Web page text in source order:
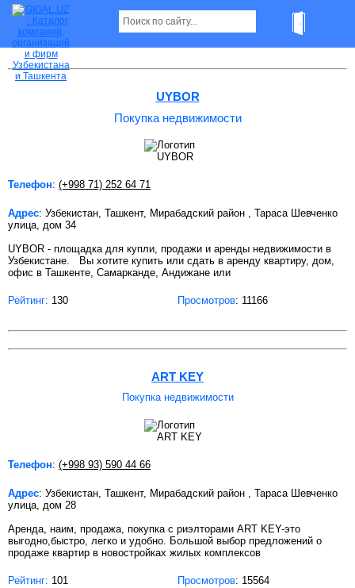
Покупка недвижимости в Ташкенте
UYBOR
Покупка недвижимости
Телефон: (+998 71) 252 64 71
Адрес: Узбекистан, Ташкент, Мирабадский район , Тараса Шевченко
улица, дом 34
UYBOR - площадка для купли, продажи и аренды недвижимости в
Узбекистане. Вы хотите купить или сдать в аренду квартиру, дом,
офис в Ташкенте, Самарканде, Андижане или
Рейтинг: 130 Просмотров: 11166
ART KEY
Покупка недвижимости
Телефон: (+998 93) 590 44 66
Адрес: Узбекистан, Ташкент, Мирабадский район , Тараса Шевченко
улица, дом 28
Аренда, наим, продажа, покупка с риэлторами ART KEY-это
выгодно,быстро, легко и удобно. Большой выбор предложений о
продаже квартир в новостройках жилых комплексов
Рейтинг: 101 Просмотров: 15564